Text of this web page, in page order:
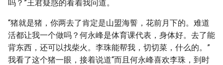
吗？”王君疑惑的看着我问道。
“猪就是猪，你两去了肯定是山盟海誓，花前月下的。难道
活都让我一个做吗？何永峰是体育课代表，身体好。去了能
背东西，还可以找柴火。李珠能帮我，切切菜，什么的。”
我看了这个猪一眼，接着说道“而且何永峰喜欢李珠，到时